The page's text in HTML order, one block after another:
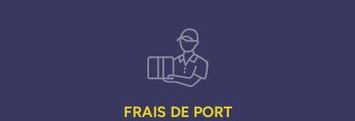
FRAIS DE PORT